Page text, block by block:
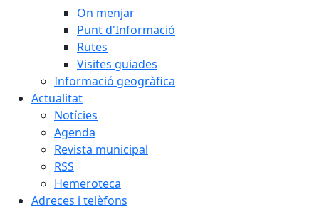
On menjar
Punt d'Informació
Rutes
Visites guiades
Informació geogràfica
Actualitat
Notícies
Agenda
Revista municipal
RSS
Hemeroteca
Adreces i telèfons